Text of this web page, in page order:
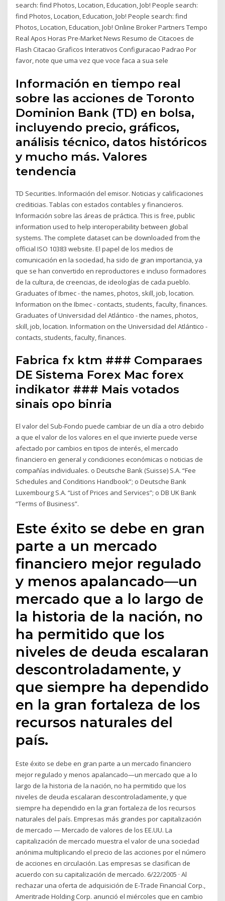
search: find Photos, Location, Education, Job! People search:
find Photos, Location, Education, Job! People search: find
Photos, Location, Education, Job! Online Broker Partners Tempo
Real Apos Horas Pre-Market News Resumo de Citacoes de
Flash Citacao Graficos Interativos Configuracao Padrao Por
favor, note que uma vez que voce faca a sua sele
Información en tiempo real
sobre las acciones de Toronto
Dominion Bank (TD) en bolsa,
incluyendo precio, gráficos,
análisis técnico, datos históricos
y mucho más. Valores
tendencia
TD Securities. Información del emisor. Noticias y calificaciones
crediticias. Tablas con estados contables y financieros.
Información sobre las áreas de práctica. This is free, public
information used to help interoperability between global
systems. The complete dataset can be downloaded from the
official ISO 10383 website. El papel de los medios de
comunicación en la sociedad, ha sido de gran importancia, ya
que se han convertido en reproductores e incluso formadores
de la cultura, de creencias, de ideologías de cada pueblo.
Graduates of Ibmec - the names, photos, skill, job, location.
Information on the Ibmec - contacts, students, faculty, finances.
Graduates of Universidad del Atlántico - the names, photos,
skill, job, location. Information on the Universidad del Atlántico -
contacts, students, faculty, finances.
Fabrica fx ktm ### Comparaes
DE Sistema Forex Mac forex
indikator ### Mais votados
sinais opo binria
El valor del Sub-Fondo puede cambiar de un día a otro debido
a que el valor de los valores en el que invierte puede verse
afectado por cambios en tipos de interés, el mercado
financiero en general y condiciones económicas o noticias de
compañías individuales. o Deutsche Bank (Suisse) S.A. “Fee
Schedules and Conditions Handbook”; o Deutsche Bank
Luxembourg S.A. “List of Prices and Services”; o DB UK Bank
“Terms of Business”.
Este éxito se debe en gran
parte a un mercado
financiero mejor regulado
y menos apalancado—un
mercado que a lo largo de
la historia de la nación, no
ha permitido que los
niveles de deuda escalaran
descontroladamente, y
que siempre ha dependido
en la gran fortaleza de los
recursos naturales del
país.
Este éxito se debe en gran parte a un mercado financiero
mejor regulado y menos apalancado—un mercado que a lo
largo de la historia de la nación, no ha permitido que los
niveles de deuda escalaran descontroladamente, y que
siempre ha dependido en la gran fortaleza de los recursos
naturales del país. Empresas más grandes por capitalización
de mercado — Mercado de valores de los EE.UU. La
capitalización de mercado muestra el valor de una sociedad
anónima multiplicando el precio de las acciones por el número
de acciones en circulación. Las empresas se clasifican de
acuerdo con su capitalización de mercado. 6/22/2005 · Al
rechazar una oferta de adquisición de E-Trade Financial Corp.,
Ameritrade Holding Corp. anunció el miércoles que en cambio